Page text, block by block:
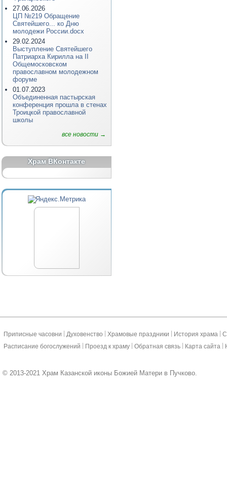
27.06.2026
ЦП №219 Обращение
Святейшего... ко Дню
молодежи России.docx
29.02.2024
Выступление Святейшего
Патриарха Кирилла на II
Общемосковском
православном молодежном
форуме
01.07.2023
Объединенная пастырская
конференция прошла в стенах
Троицкой православной
школы
все новости →
Храм ВКонтакте
Приписные часовни Духовенство Храмовые праздники История храма
Расписание богослужений
Проезд к храму Обратная связь Карта сайта
© 2013-2021 Храм Казанской иконы Божией Матери в Пучково.